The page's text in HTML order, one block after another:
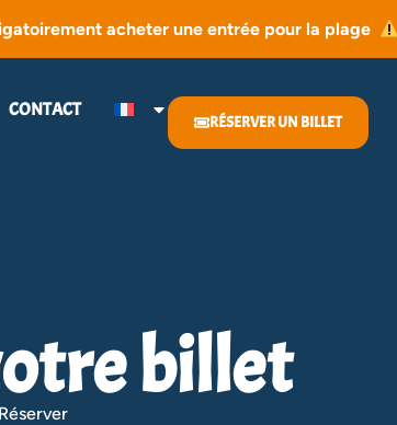
acheter une entrée pour la plage
CONTACT
RÉSERVER UN BILLET
billet
Réserver